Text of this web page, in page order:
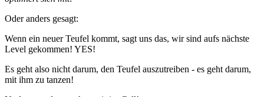
Oder anders gesagt:
Wenn ein neuer Teufel kommt, sagt uns das, wir sind aufs nächste
Level gekommen! YES!
Es geht also nicht darum, den Teufel auszutreiben - es geht darum,
mit ihm zu tanzen!